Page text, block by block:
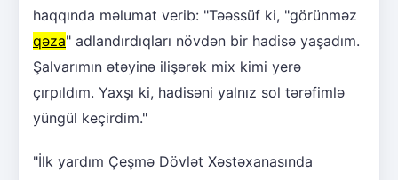
haqqında məlumat verib: "Təəssüf ki, "görünməz
qəza" adlandırdıqları növdən bir hadisə yaşadım.
Şalvarımın ətəyinə ilişərək mix kimi yerə
çırpıldım. Yaxşı ki, hadisəni yalnız sol tərəfimlə
yüngül keçirdim."
"İlk yardım Çeşmə Dövlət Xəstəxanasında